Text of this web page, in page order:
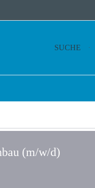
SUCHE
(m/w/d)